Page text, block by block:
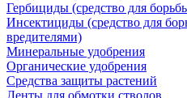
Гербициды (средство для
Инсектициды (средство для
вредителями)
Минеральные удобрения
Органические удобрения
Средства защиты растений
Ленты для обмотки стволов